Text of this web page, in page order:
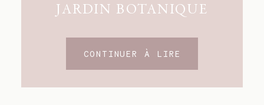
JARDIN BOTANIQUE
CONTINUER À LIRE